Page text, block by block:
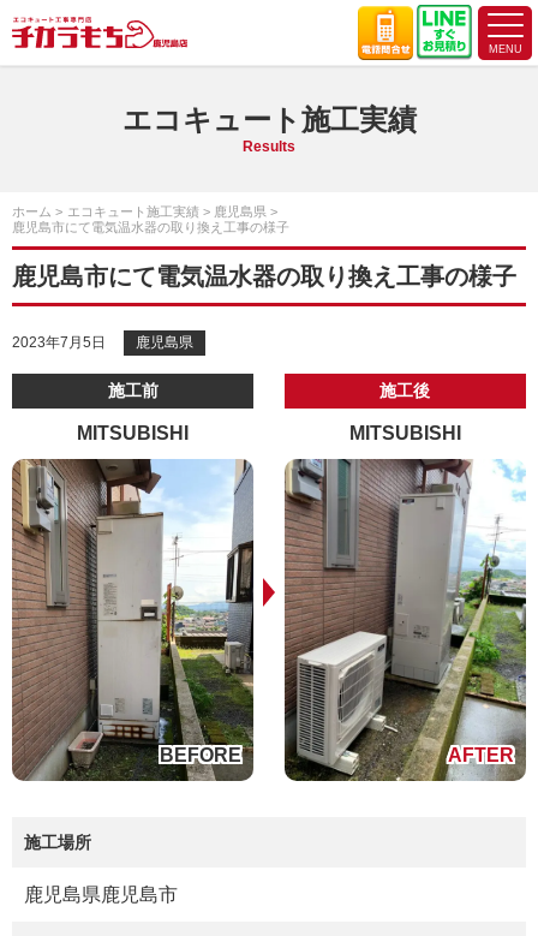
エコキュート施工実績
Results
ホーム エコキュート施工実績
鹿児島県
鹿児島市にて電気温水器の取り換え工事の様子
鹿児島市にて電気温水器の取り換え工事の様子
2023年7月5日 鹿児島県
施工前
MITSUBISHI
施工後
MITSUBISHI
施工場所
鹿児島県鹿児島市